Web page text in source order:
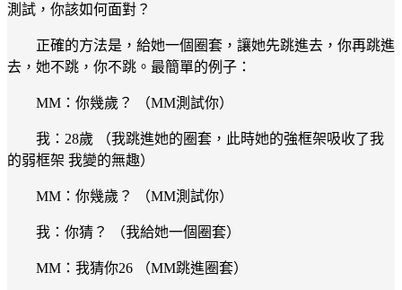
測試，你該如何面對？
正確的方法是，給她一個圈套，讓她先跳進去，你再跳進
去，她不跳，你不跳。最簡單的例子：
MM：你幾歲？ （MM測試你）
我：28歲 （我跳進她的圈套，此時她的強框架吸收了我
的弱框架 我變的無趣）
MM：你幾歲？ （MM測試你）
我：你猜？ （我給她一個圈套）
MM：我猜你26 （MM跳進圈套）